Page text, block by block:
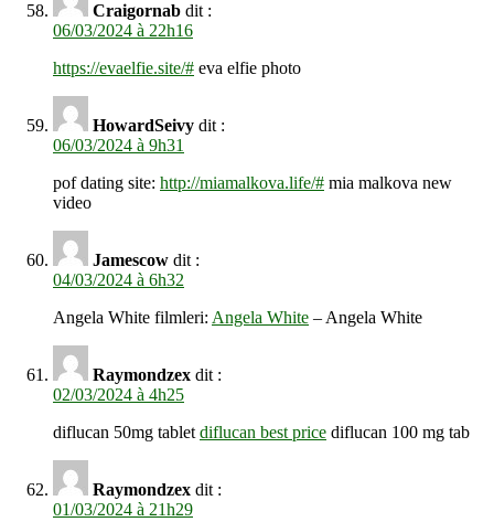
Craigornab dit :
06/03/2024 à 22h16
https://evaelfie.site/# eva elfie photo
HowardSeivy dit :
06/03/2024 à 9h31
pof dating site: http://miamalkova.life/# mia malkova new
video
Jamescow dit :
04/03/2024 à 6h32
Angela White filmleri: Angela White – Angela White
Raymondzex dit :
02/03/2024 à 4h25
diflucan 50mg tabletdiflucan best price diflucan 100 mg tab
Raymondzex dit :
01/03/2024 à 21h29